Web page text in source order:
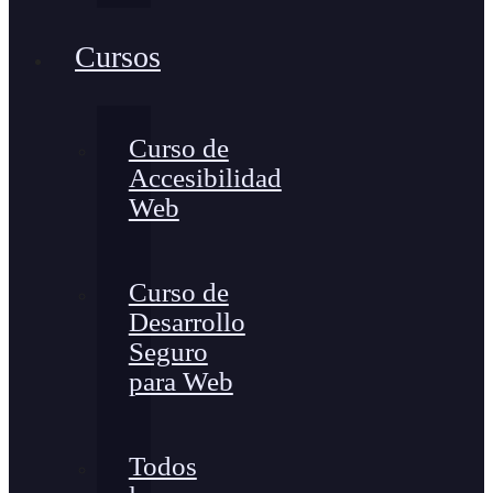
Cursos
Curso de
Accesibilidad
Web
Curso de
Desarrollo
Seguro
para Web
Todos